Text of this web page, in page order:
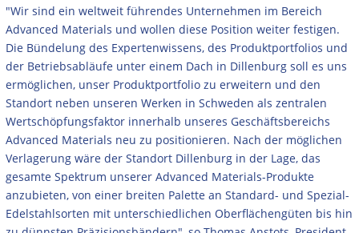
"Wir sind ein weltweit führendes Unternehmen im Bereich
Advanced Materials und wollen diese Position weiter festigen.
Die Bündelung des Expertenwissens, des Produktportfolios und
der Betriebsabläufe unter einem Dach in Dillenburg soll es uns
ermöglichen, unser Produktportfolio zu erweitern und den
Standort neben unseren Werken in Schweden als zentralen
Wertschöpfungsfaktor innerhalb unseres Geschäftsbereichs
Advanced Materials neu zu positionieren. Nach der möglichen
Verlagerung wäre der Standort Dillenburg in der Lage, das
gesamte Spektrum unserer Advanced Materials-Produkte
anzubieten, von einer breiten Palette an Standard- und Spezial-
Edelstahlsorten mit unterschiedlichen Oberflächengüten bis hin